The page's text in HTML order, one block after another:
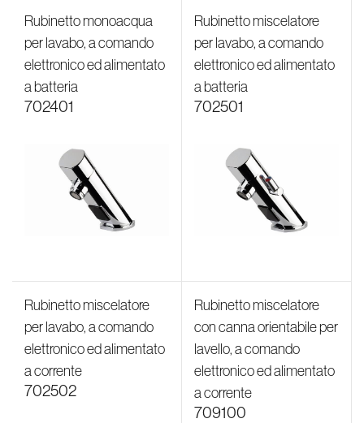
Rubinetto monoacqua
per lavabo, a comando
elettronico ed alimentato
a batteria
702401
Rubinetto miscelatore
per lavabo, a comando
elettronico ed alimentato
a batteria
702501
Rubinetto miscelatore
per lavabo, a comando
elettronico ed alimentato
a corrente
702502
Rubinetto miscelatore
con canna orientabile per
lavello, a comando
elettronico ed alimentato
a corrente
709100